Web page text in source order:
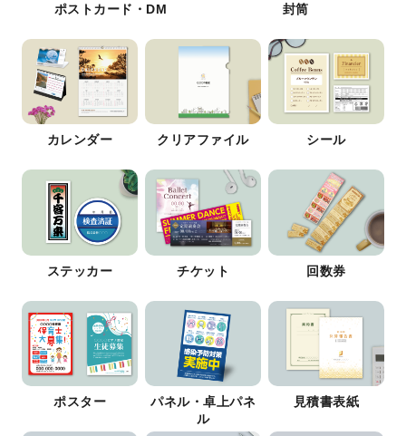
ポストカード・DM 封筒
カレンダー クリアファイル シール
ステッカー チケット 回数券
ポスター
パネル・卓上パネ
ル
見積書表紙